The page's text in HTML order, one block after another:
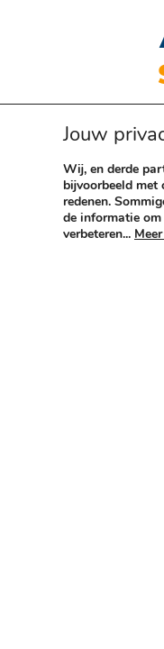
Jouw
Wij, en derde
bijvoorbeeld met
redenen.
de informatie
verbeteren...